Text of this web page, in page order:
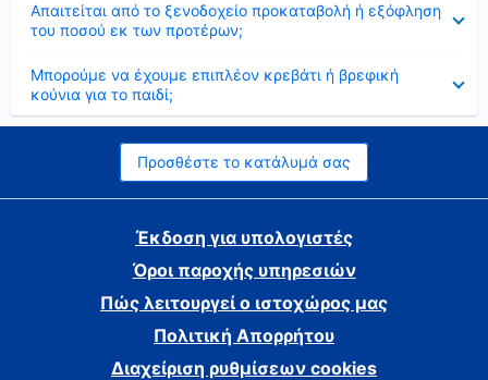
Απαιτείται από το ξενοδοχείο προκαταβολή ή εξόφληση
του ποσού εκ των προτέρων;
Μπορούμε να έχουμε επιπλέον κρεβάτι ή βρεφική
κούνια για το παιδί;
Προσθέστε το κατάλυμά σας
Έκδοση για υπολογιστές
Όροι παροχής υπηρεσιών
Πώς λειτουργεί ο ιστοχώρος μας
Πολιτική Απορρήτου
Διαχείριση ρυθμίσεων cookies